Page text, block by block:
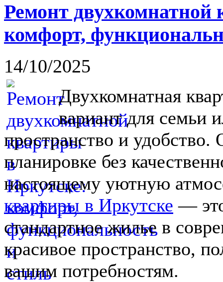
Ремонт
комфорт,
14/10/2025
Двухкомнатная
вариант для семьи
пространство и
планировке без
настоящему уютную
квартиры в Иркутске —
стандартное жилье в
красивое пространство,
вашим потребностям.